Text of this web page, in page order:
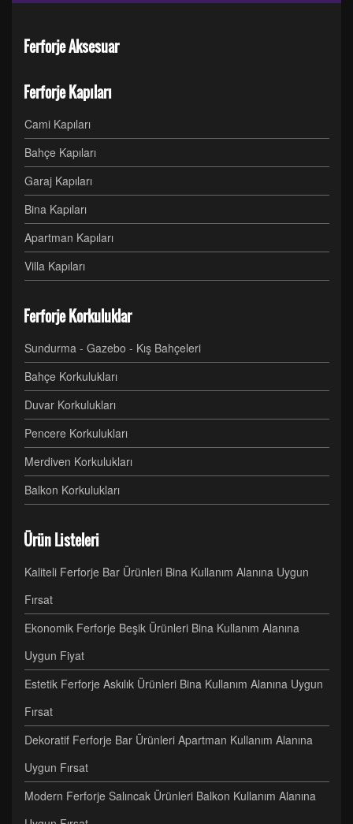
Ferforje Aksesuar
Ferforje Kapıları
Cami Kapıları
Bahçe Kapıları
Garaj Kapıları
Bina Kapıları
Apartman Kapıları
Villa Kapıları
Ferforje Korkuluklar
Sundurma - Gazebo - Kış Bahçeleri
Bahçe Korkulukları
Duvar Korkulukları
Pencere Korkulukları
Merdiven Korkulukları
Balkon Korkulukları
Ürün Listeleri
Kaliteli Ferforje Bar Ürünleri Bina Kullanım Alanına Uygun
Fırsat
Ekonomik Ferforje Beşik Ürünleri Bina Kullanım Alanına
Uygun Fiyat
Estetik Ferforje Askılık Ürünleri Bina Kullanım Alanına Uygun
Fırsat
Dekoratif Ferforje Bar Ürünleri Apartman Kullanım Alanına
Uygun Fırsat
Modern Ferforje Salıncak Ürünleri Balkon Kullanım Alanına